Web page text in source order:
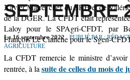
SEPTEMBRE
Le 16 septembre 2022
PUBLIÉ PAR :
AGRICULTURE
Xavier Maire, chef du SRH et de
de la DGER.La CFDT était
Laloy pour le SPAgri-CFDT, par
François Le Clanche pour le Sgen-
La CFDT remercie le ministre d’avoir
rentrée, à la suite de celles du mois de